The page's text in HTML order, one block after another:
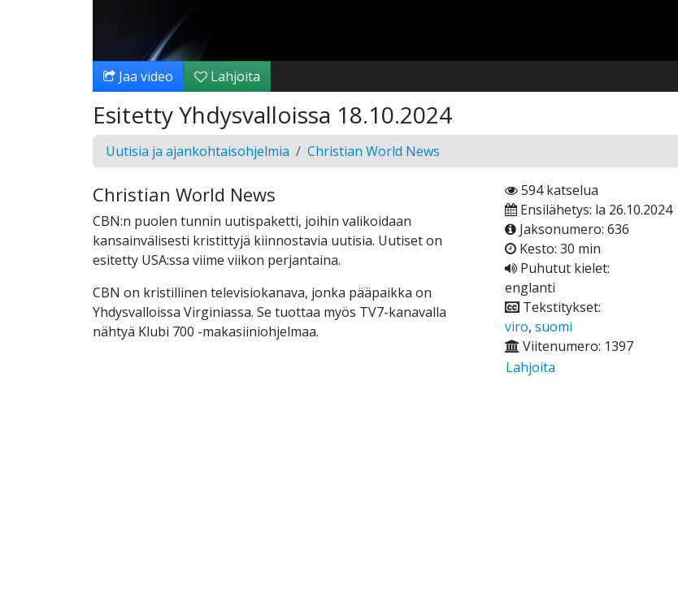
Jaa video Lahjoita
Esitetty Yhdysvalloissa 18.10.2024
Uutisia ja ajankohtaisohjelmia Christian World News
Christian World News
CBN:n puolen tunnin uutispaketti, joihin valikoidaan
kansainvälisesti kristittyjä kiinnostavia uutisia. Uutiset on
esitetty USA:ssa viime viikon perjantaina.
CBN on kristillinen televisiokanava, jonka pääpaikka on
Yhdysvalloissa Virginiassa. Se tuottaa myös TV7-kanavalla
nähtyä Klubi 700 -makasiiniohjelmaa.
594 katselua
Ensilähetys: la 26.10.2024
Jaksonumero: 636
Kesto: 30 min
Puhutut kielet:
englanti
Tekstitykset:
viro, suomi
Viitenumero: 1397
Lahjoita